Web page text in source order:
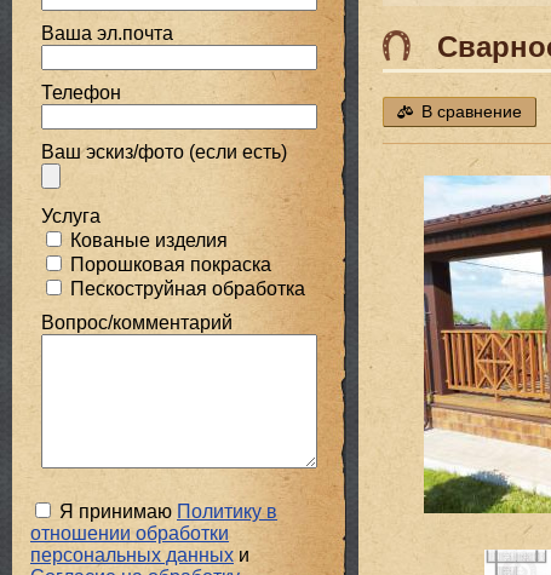
В сравнение
Ваша эл.почта
Телефон
Ваш эскиз/фото (если есть)
Услуга
Кованые изделия
Порошковая покраска
Пескоструйная обработка
Вопрос/комментарий
Я принимаю Политику в
отношении обработки
персональных данных и